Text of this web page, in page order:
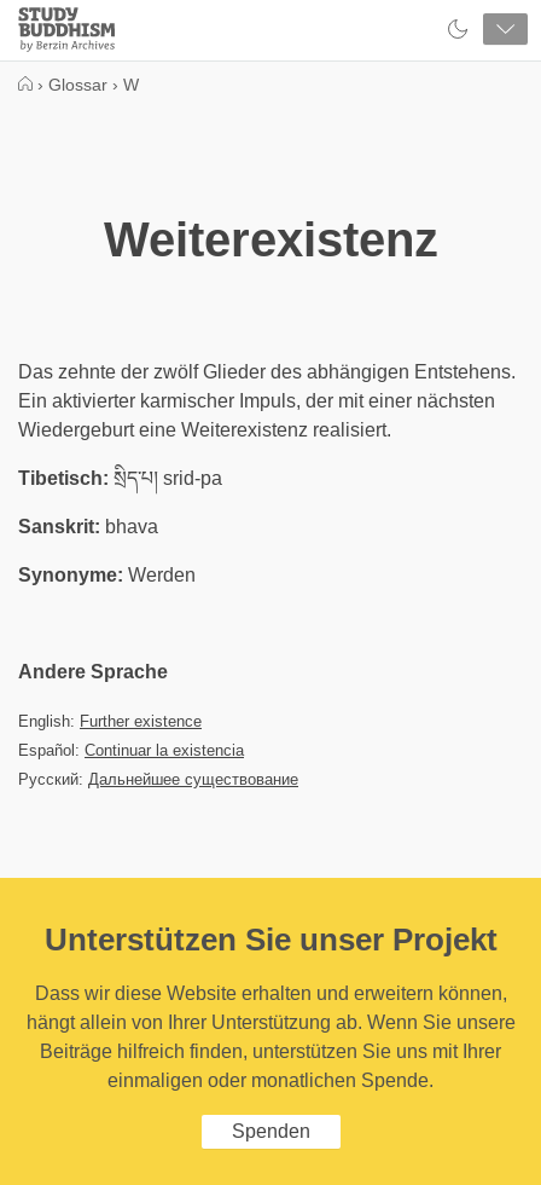
Close
Study
Buddhism
› Glossar › W
Weiterexistenz
Das zehnte der zwölf Glieder des abhängigen Entstehens.
Ein aktivierter karmischer Impuls, der mit einer nächsten
Wiedergeburt eine Weiterexistenz realisiert.
Tibetisch: སྲིད་པ། srid-pa
Sanskrit: bhava
Synonyme: Werden
Andere Sprache
English: Further existence
Español: Continuar la existencia
Русский: Дальнейшее существование
Unterstützen Sie unser Projekt
Dass wir diese Website erhalten und erweitern können,
hängt allein von Ihrer Unterstützung ab. Wenn Sie unsere
Beiträge hilfreich finden, unterstützen Sie uns mit Ihrer
einmaligen oder monatlichen Spende.
Spenden